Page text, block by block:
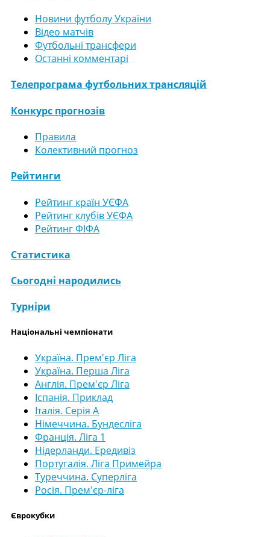
Новини футболу України
Відео матчів
Футбольні трансфери
Останні комментарі
Телепрограма футбольних трансляцій
Конкурс прогнозів
Правила
Колективний прогноз
Рейтинги
Рейтинг країн УЄФА
Рейтинг клубів УЄФА
Рейтинг ФІФА
Статистика
Сьогодні народились
Турніри
Національні чемпіонати
Україна. Прем'єр Ліга
Україна. Перша Ліга
Англія. Прем'єр Ліга
Іспанія. Приклад
Італія. Серія А
Німеччина. Бундесліга
Франція. Ліга 1
Нідерланди. Ередивіз
Португалія. Ліга Примейра
Туреччина. Суперліга
Росія. Прем'єр-ліга
Єврокубки